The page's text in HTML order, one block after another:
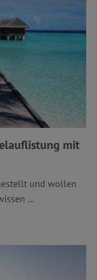
mit
und wollen
...